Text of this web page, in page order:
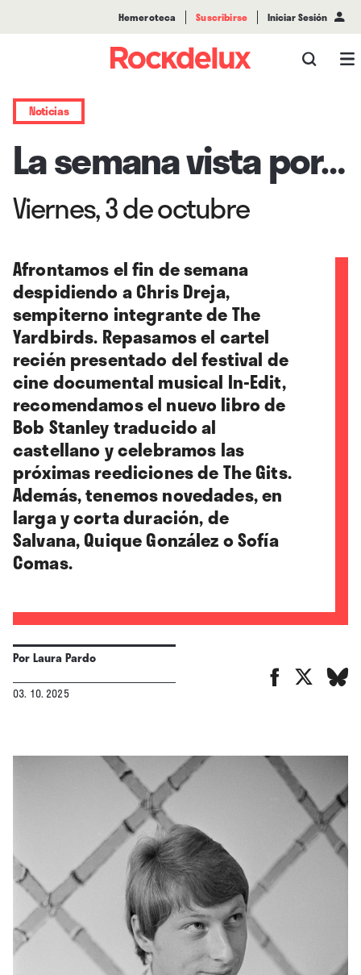
Hemeroteca Suscribirse Iniciar Sesión
Noticias
La semana vista por…
Viernes, 3 de octubre
Afrontamos el fin de semana
despidiendo a Chris Dreja,
sempiterno integrante de The
Yardbirds. Repasamos el cartel
recién presentado del festival de
cine documental musical In-Edit,
recomendamos el nuevo libro de
Bob Stanley traducido al
castellano y celebramos las
próximas reediciones de The Gits.
Además, tenemos novedades, en
larga y corta duración, de
Salvana, Quique González o Sofía
Comas.
PorLaura Pardo
03. 10. 2025